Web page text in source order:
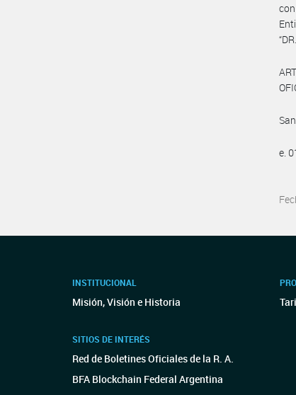
e.
INSTITUCIONAL
Misión, Visión e Historia
SITIOS DE INTERÉS
Red de Boletines Oficiales de la R. A.
BFA Blockchain Federal Argentina